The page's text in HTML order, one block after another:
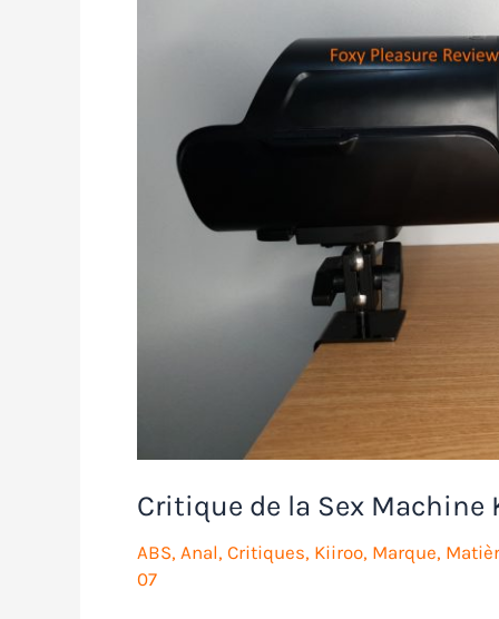
Critique de la Sex Machine
ABS, Anal, Critiques, Kiiroo, Marque,
07